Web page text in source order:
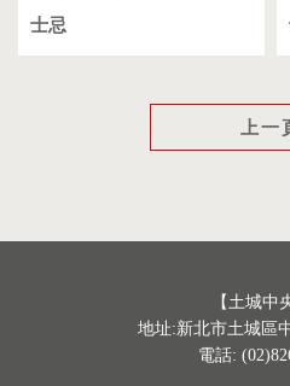
士忌
上一
【土城中
地址:新北市土城區
電話: